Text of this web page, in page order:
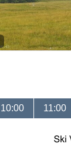
10:00 11:00